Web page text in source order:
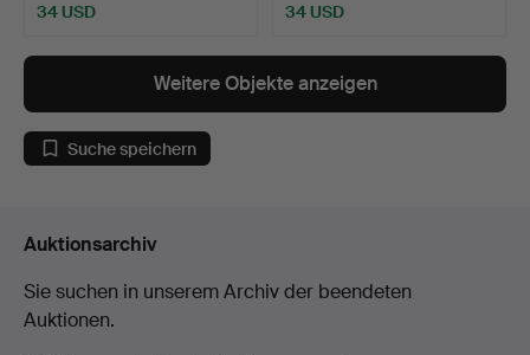
34 USD 34 USD
Weitere Objekte anzeigen
Suche speichern
Auktionsarchiv
Sie suchen in unserem Archiv der beendeten
Auktionen.